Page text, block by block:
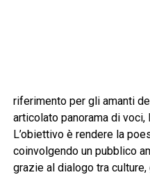
riferimento per gli amanti
articolato panorama di
L’obiettivo è rendere la
coinvolgendo un pubblico
grazie al dialogo tra